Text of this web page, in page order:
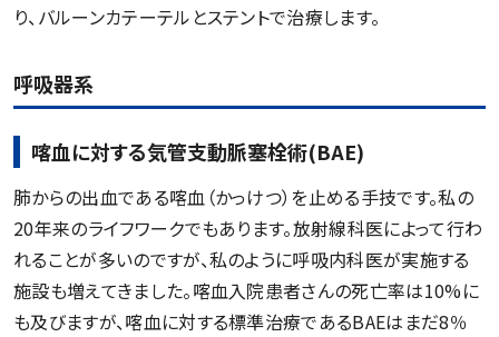
り、バルーンカテーテルとステントで治療します。
呼吸器系
喀血に対する気管支動脈塞栓術(BAE)
肺からの出血である喀血（かっけつ）を止める手技です。私の
20年来のライフワークでもあります。放射線科医によって行わ
れることが多いのですが、私のように呼吸内科医が実施する
施設も増えてきました。喀血入院患者さんの死亡率は10%に
も及びますが、喀血に対する標準治療であるBAEはまだ8％